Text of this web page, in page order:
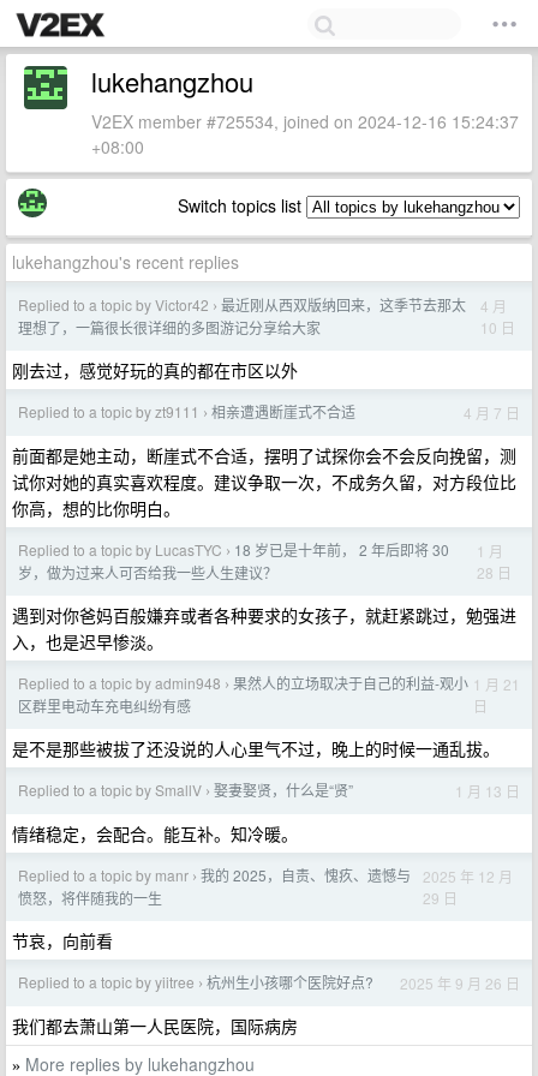
lukehangzhou
V2EX member #725534, joined on 2024-12-16 15:24:37
+08:00
Switch topics list
lukehangzhou's recent replies
Replied to a topic by Victor42 › 最近刚从西双版纳回来，这季节去那太
理想了，一篇很长很详细的多图游记分享给大家
4 月
10 日
刚去过，感觉好玩的真的都在市区以外
Replied to a topic by zt9111 › 相亲遭遇断崖式不合适 4 月 7 日
前面都是她主动，断崖式不合适，摆明了试探你会不会反向挽留，测
试你对她的真实喜欢程度。建议争取一次，不成务久留，对方段位比
你高，想的比你明白。
Replied to a topic by LucasTYC › 18 岁已是十年前， 2 年后即将 30
岁，做为过来人可否给我一些人生建议？
1 月
28 日
遇到对你爸妈百般嫌弃或者各种要求的女孩子，就赶紧跳过，勉强进
入，也是迟早惨淡。
Replied to a topic by admin948 › 果然人的立场取决于自己的利益-观小
区群里电动车充电纠纷有感
1 月 21
日
是不是那些被拔了还没说的人心里气不过，晚上的时候一通乱拔。
Replied to a topic by SmallV › 娶妻娶贤，什么是“贤” 1 月 13 日
情绪稳定，会配合。能互补。知冷暖。
Replied to a topic by manr › 我的 2025，自责、愧疚、遗憾与
愤怒，将伴随我的一生
2025 年 12 月
29 日
节哀，向前看
Replied to a topic by yiitree › 杭州生小孩哪个医院好点? 2025 年 9 月 26 日
我们都去萧山第一人民医院，国际病房
» More replies by lukehangzhou